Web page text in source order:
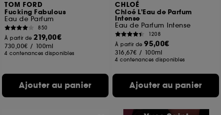
TOM FORD
Fucking Fabulous
Eau de Parfum
850
À partir de219,00€
730,00€ / 100ml
4 contenances disponibles
Ajouter au panier
CHLOÉ
Chloé L'Eau de Parfum
Intense
Eau de Parfum Intense
1208
À partir de95,00€
316,67€ / 100ml
4 contenances disponibles
Ajouter au panier